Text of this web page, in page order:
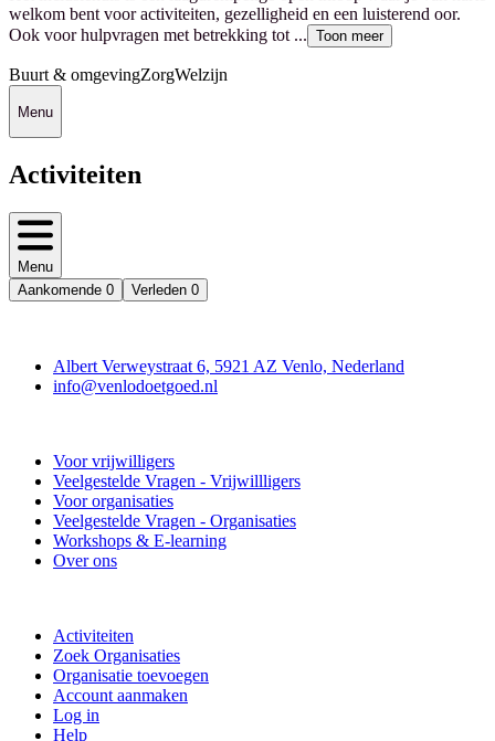
welkom bent voor activiteiten, gezelligheid en een luisterend oor.
Ook voor hulpvragen met betrekking tot ... Toon meer
Buurt & omgevingZorgWelzijn
Menu
Activiteiten
Menu
Aankomende 0 Verleden 0
Albert Verweystraat 6, 5921 AZ Venlo, Nederland
info@venlodoetgoed.nl
Voor vrijwilligers
Veelgestelde Vragen - Vrijwillligers
Voor organisaties
Veelgestelde Vragen - Organisaties
Workshops & E-learning
Over ons
Activiteiten
Zoek Organisaties
Organisatie toevoegen
Account aanmaken
Log in
Help